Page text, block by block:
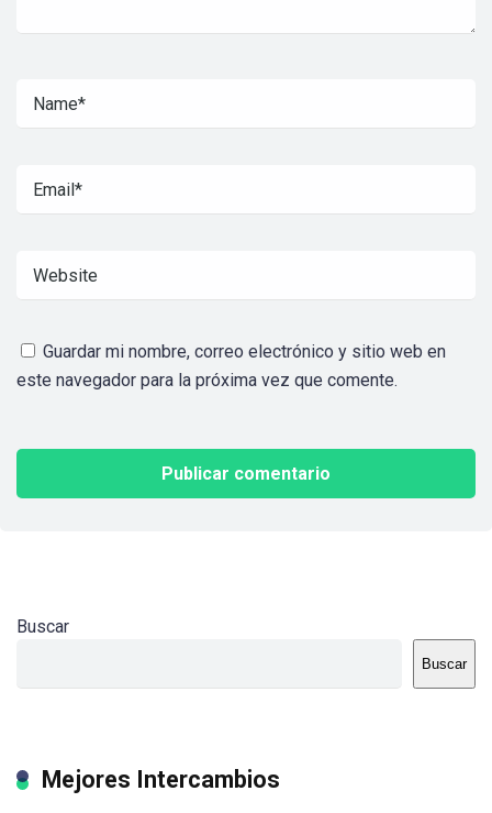
Guardar mi nombre, correo electrónico y sitio web en
este navegador para la próxima vez que comente.
Buscar
Buscar
Mejores Intercambios